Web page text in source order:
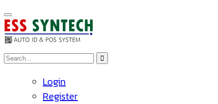
Login
Register